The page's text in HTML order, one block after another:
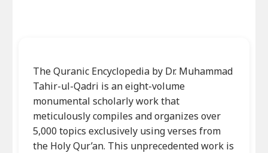
The Quranic Encyclopedia by Dr. Muhammad
Tahir-ul-Qadri is an eight-volume
monumental scholarly work that
meticulously compiles and organizes over
5,000 topics exclusively using verses from
the Holy Qur’an. This unprecedented work is